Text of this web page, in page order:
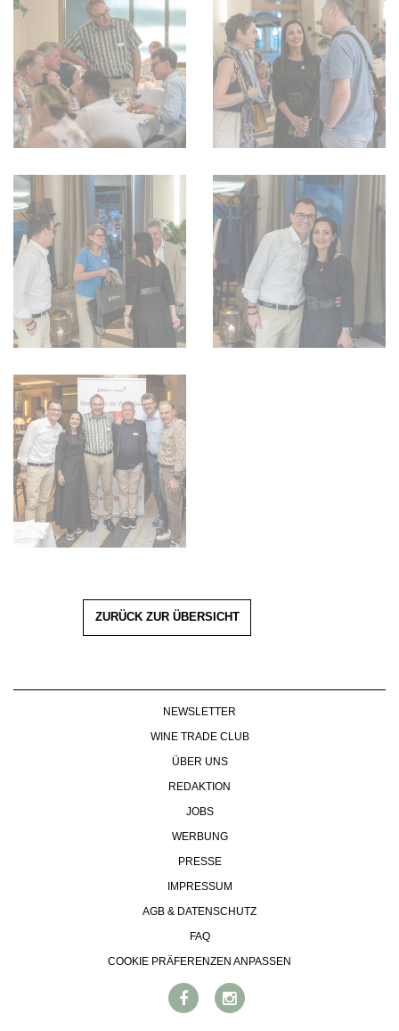
ZURÜCK ZUR ÜBERSICHT
NEWSLETTER
WINE TRADE CLUB
ÜBER UNS
REDAKTION
JOBS
WERBUNG
PRESSE
IMPRESSUM
AGB & DATENSCHUTZ
FAQ
COOKIE PRÄFERENZEN ANPASSEN